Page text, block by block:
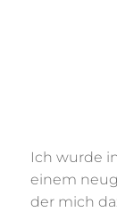
Ich wurde
einem
der mich